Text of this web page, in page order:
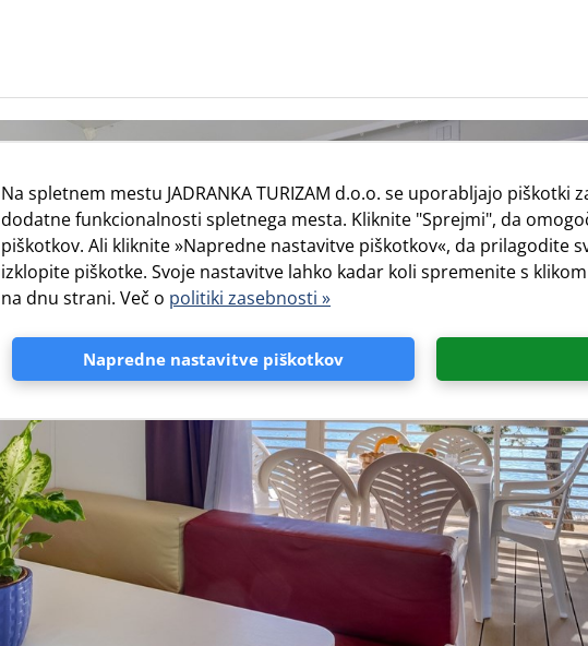
Na spletnem mestu JADRANKA TURIZAM d.o.o. se uporabljajo piškotki
dodatne funkcionalnosti spletnega mesta. Kliknite "Sprejmi", da
piškotkov. Ali kliknite »Napredne nastavitve piškotkov«, da prilagodite
izklopite piškotke. Svoje nastavitve lahko kadar koli spremenite s
na dnu strani. Več o politiki zasebnosti »
Napredne nastavitve piškotkov